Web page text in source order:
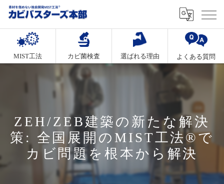
MIST工法 カビ菌検査 選ばれる理由 よくある質問
ZEH/ZEB建築の新たな解決
策: 全国展開のMIST工法®で
カビ問題を根本から解決